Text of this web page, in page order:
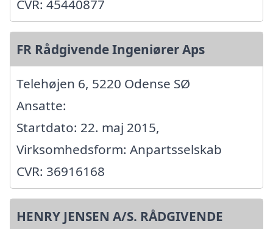
CVR: 45440877
FR Rådgivende Ingeniører Aps
Telehøjen 6, 5220 Odense SØ
Ansatte:
Startdato: 22. maj 2015,
Virksomhedsform: Anpartsselskab
CVR: 36916168
HENRY JENSEN A/S. RÅDGIVENDE